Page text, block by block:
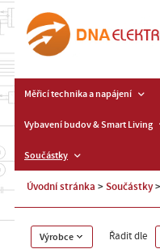
Měřicí technika a napájení
Vybavení budov & Smart Living
Součástky
Úvodní stránka Součástky
Výrobce Řadit dle